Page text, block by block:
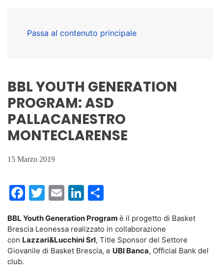
Passa al contenuto principale
BBL YOUTH GENERATION
PROGRAM: ASD
PALLACANESTRO
MONTECLARENSE
15 Marzo 2019
Facebook
Twitter
EmailLinkedIn
BBL Youth Generation Program è il progetto di Basket
Brescia Leonessa realizzato in collaborazione
con Lazzari&Lucchini Srl, Title Sponsor del Settore
Giovanile di Basket Brescia, e UBI Banca, Official Bank del
club.